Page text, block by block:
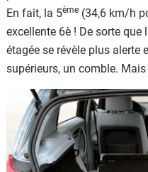
En fait, la 5ème (34,6 km/h
excellente 6è ! De sorte
étagée se révèle plus alerte
supérieurs, un comble.